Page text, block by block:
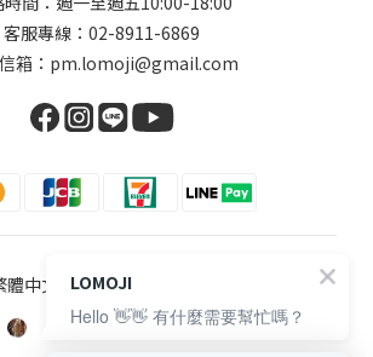
客服專線：02-8911-6869
箱：pm.lomoji@gmail.com
體中文
LOMOJI
Hello 👋👋 有什麼需要幫忙嗎？